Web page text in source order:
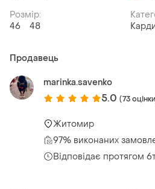
Розмір:
46
48
Продавець
marinka.savenko
5.0 (73
Житомир
97% виконаних
Відповідає протягом